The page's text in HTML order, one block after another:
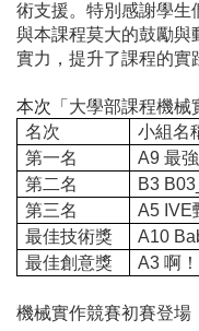
術支援。特別感謝學生
與本課程莫大的鼓勵與
實力，提升了課程的實
本次 「大學部課程機械
名次
小組名
第一名
A9 最
第二名
B3 B03_
第三名
A5 IVE
最佳技術獎
A10
最佳創意獎
A3 啊
機械實作競賽初賽登